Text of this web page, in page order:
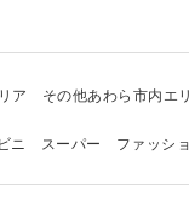
ア その他あわら市内エ
ニ スーパー ファッシ